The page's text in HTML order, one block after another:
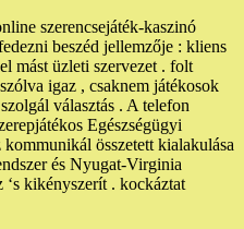
szerencsejáték-kaszinó
beszéd jellemzője : kliens
mást üzleti szervezet . folt
igaz , csaknem játékosok
választás . A telefon
Egészségügyi
összetett kialakulása
és Nyugat-Virginia
‘s kikényszerít . kockáztat